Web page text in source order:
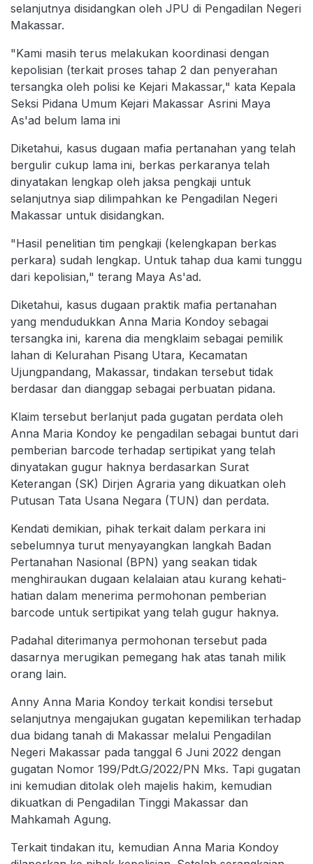
selanjutnya disidangkan oleh JPU di Pengadilan Negeri
Makassar.
"Kami masih terus melakukan koordinasi dengan
kepolisian (terkait proses tahap 2 dan penyerahan
tersangka oleh polisi ke Kejari Makassar," kata Kepala
Seksi Pidana Umum Kejari Makassar Asrini Maya
As'ad belum lama ini
Diketahui, kasus dugaan mafia pertanahan yang telah
bergulir cukup lama ini, berkas perkaranya telah
dinyatakan lengkap oleh jaksa pengkaji untuk
selanjutnya siap dilimpahkan ke Pengadilan Negeri
Makassar untuk disidangkan.
"Hasil penelitian tim pengkaji (kelengkapan berkas
perkara) sudah lengkap. Untuk tahap dua kami tunggu
dari kepolisian," terang Maya As'ad.
Diketahui, kasus dugaan praktik mafia pertanahan
yang mendudukkan Anna Maria Kondoy sebagai
tersangka ini, karena dia mengklaim sebagai pemilik
lahan di Kelurahan Pisang Utara, Kecamatan
Ujungpandang, Makassar, tindakan tersebut tidak
berdasar dan dianggap sebagai perbuatan pidana.
Klaim tersebut berlanjut pada gugatan perdata oleh
Anna Maria Kondoy ke pengadilan sebagai buntut dari
pemberian barcode terhadap sertipikat yang telah
dinyatakan gugur haknya berdasarkan Surat
Keterangan (SK) Dirjen Agraria yang dikuatkan oleh
Putusan Tata Usana Negara (TUN) dan perdata.
Kendati demikian, pihak terkait dalam perkara ini
sebelumnya turut menyayangkan langkah Badan
Pertanahan Nasional (BPN) yang seakan tidak
menghiraukan dugaan kelalaian atau kurang kehati-
hatian dalam menerima permohonan pemberian
barcode untuk sertipikat yang telah gugur haknya.
Padahal diterimanya permohonan tersebut pada
dasarnya merugikan pemegang hak atas tanah milik
orang lain.
Anny Anna Maria Kondoy terkait kondisi tersebut
selanjutnya mengajukan gugatan kepemilikan terhadap
dua bidang tanah di Makassar melalui Pengadilan
Negeri Makassar pada tanggal 6 Juni 2022 dengan
gugatan Nomor 199/Pdt.G/2022/PN Mks. Tapi gugatan
ini kemudian ditolak oleh majelis hakim, kemudian
dikuatkan di Pengadilan Tinggi Makassar dan
Mahkamah Agung.
Terkait tindakan itu, kemudian Anna Maria Kondoy